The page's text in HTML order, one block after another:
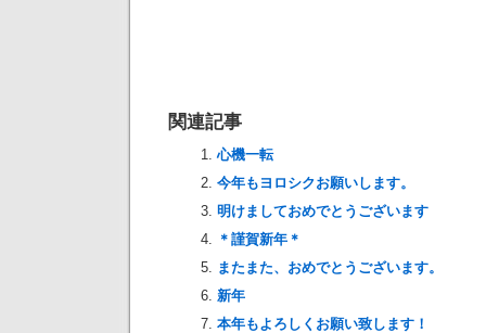
関連記事
心機一転
今年もヨロシクお願いします。
明けましておめでとうございます
＊謹賀新年＊
またまた、おめでとうございます。
新年
本年もよろしくお願い致します！